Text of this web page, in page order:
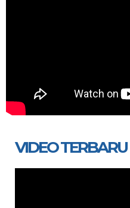
VIDEO TERBARU